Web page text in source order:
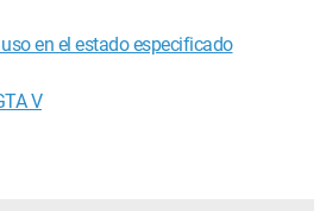
en el estado especificado
V